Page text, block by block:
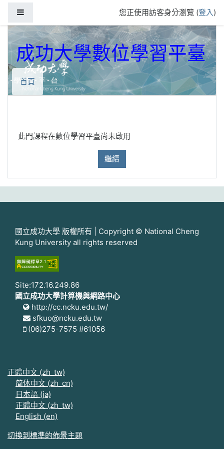
您正使用訪客身分瀏覽 (登入)
成功大學數位學習平臺
首頁
此門課程在數位學習平臺尚未啟用
繼續
國立成功大學 版權所有 | Copyright © National Cheng
Kung University all rights reserved
Site:172.16.249.86
國立成功大學計算機與網路中心
http://cc.ncku.edu.tw/
sfkuo@ncku.edu.tw
(06)275-7575 #61056
正體中文 ‎(zh_tw)‎
简体中文 ‎(zh_cn)‎
日本語 ‎(ja)‎
正體中文 ‎(zh_tw)‎
English ‎(en)‎
切換到標準的佈景主題